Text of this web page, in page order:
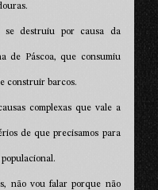
se destruiu por causa da
de Páscoa, que consumiu
construir barcos.
complexas que vale a
de que precisamos para
não vou falar porque não